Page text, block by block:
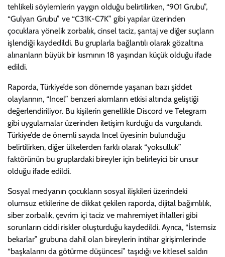
tehlikeli söylemlerin yaygın olduğu belirtilirken, “901 Grubu”,
“Gulyan Grubu” ve “C31K-C7K” gibi yapılar üzerinden
çocuklara yönelik zorbalık, cinsel taciz, şantaj ve diğer suçların
işlendiği kaydedildi. Bu gruplarla bağlantılı olarak gözaltına
alınanların büyük bir kısmının 18 yaşından küçük olduğu ifade
edildi.
Raporda, Türkiye’de son dönemde yaşanan bazı şiddet
olaylarının, “Incel” benzeri akımların etkisi altında geliştiği
değerlendiriliyor. Bu kişilerin genellikle Discord ve Telegram
gibi uygulamalar üzerinden iletişim kurduğu da vurgulandı.
Türkiye’de de önemli sayıda Incel üyesinin bulunduğu
belirtilirken, diğer ülkelerden farklı olarak “yoksulluk”
faktörünün bu gruplardaki bireyler için belirleyici bir unsur
olduğu ifade edildi.
Sosyal medyanın çocukların sosyal ilişkileri üzerindeki
olumsuz etkilerine de dikkat çekilen raporda, dijital bağımlılık,
siber zorbalık, çevrim içi taciz ve mahremiyet ihlalleri gibi
sorunların ciddi riskler oluşturduğu kaydedildi. Ayrıca, “İstemsiz
bekarlar” grubuna dahil olan bireylerin intihar girişimlerinde
“başkalarını da götürme düşüncesi” taşıdığı ve kitlesel saldırı